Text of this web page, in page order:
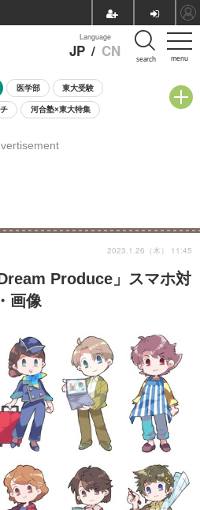
menu
Language
JP / CN search
医学部 東大受験
河合塾×東大特集
学校説明会・相談会
Produce」スマホ対
画像
2023.1.26（木） 11:45